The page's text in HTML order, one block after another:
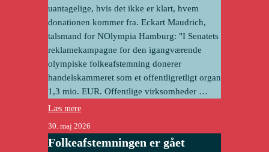
uantagelige, hvis det ikke er klart, hvem
donationen kommer fra. Eckart Maudrich,
talsmand for NOlympia Hamburg: "I Senatets
reklamekampagne for den igangværende
olympiske folkeafstemning donerer
handelskammeret som et offentligretligt organ
1,3 mio. EUR. Offentlige virksomheder …
Læs mere
30. maj 2026
Folkeafstemningen er gået